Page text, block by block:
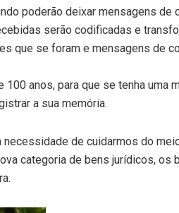
poderão deixar mensagens de
serão codificadas e
que se foram e mensagens de
anos, para que se tenha uma
a sua memória.
de cuidarmos do
categoria de bens jurídicos, os